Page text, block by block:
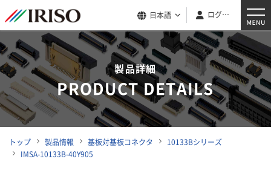
日本語 ログイン
製品詳細
PRODUCT DETAILS
トップ 製品情報 基板対基板コネクタ
10133Bシリーズ
IMSA-10133B-40Y905